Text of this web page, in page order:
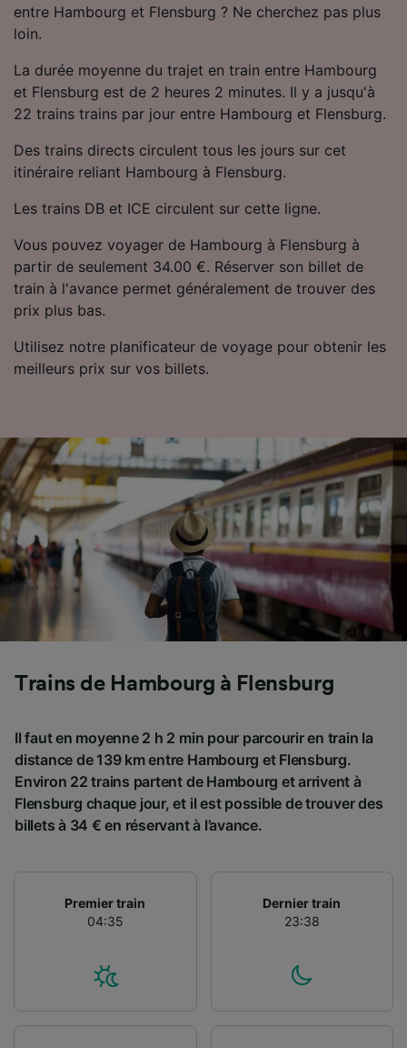
entre Hambourg et Flensburg ? Ne cherchez pas plus
loin.
La durée moyenne du trajet en train entre Hambourg
et Flensburg est de 2 heures 2 minutes. Il y a jusqu'à
22 trains trains par jour entre Hambourg et Flensburg.
Des trains directs circulent tous les jours sur cet
itinéraire reliant Hambourg à Flensburg.
Les trains DB et ICE circulent sur cette ligne.
Vous pouvez voyager de Hambourg à Flensburg à
partir de seulement 34.00 €. Réserver son billet de
train à l'avance permet généralement de trouver des
prix plus bas.
Utilisez notre planificateur de voyage pour obtenir les
meilleurs prix sur vos billets.
Trains de Hambourg à Flensburg
Il faut en moyenne 2 h 2 min pour parcourir en train la
distance de 139 km entre Hambourg et Flensburg.
Environ 22 trains partent de Hambourg et arrivent à
Flensburg chaque jour, et il est possible de trouver des
billets à 34 € en réservant à l’avance.
Premier train
04:35
Dernier train
23:38
Utiliser des données de géolocalisation
l’identification. Stocker et/ou accéder à des
informations sur un appareil. Publicités et
contenu personnalisés, mesure de
performance des publicités et du contenu,
études d’audience et développement de
services.